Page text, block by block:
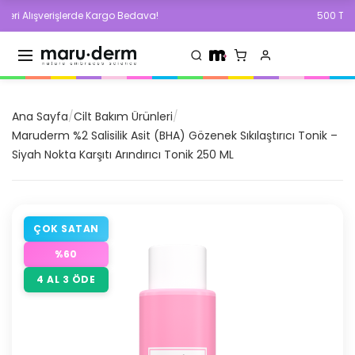
Kargo Bedava! 500 TL ve
Ana Sayfa/Cilt Bakım Ürünleri/
Maruderm %2 Salisilik Asit (BHA) Gözenek Sıkılaştırıcı Tonik –
Siyah Nokta Karşıtı Arındırıcı Tonik 250 ML
ÇOK SATAN
%60
4 AL 3 ÖDE